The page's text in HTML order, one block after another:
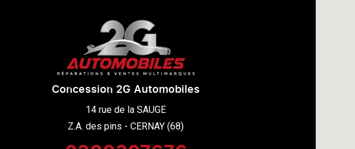
Concession 2G Automobiles
14 rue de la SAUGE
Z.A. des pins - CERNAY (68)